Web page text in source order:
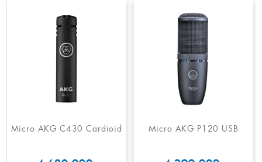
Micro AKG C430 Cardioid Micro AKG P120 USB